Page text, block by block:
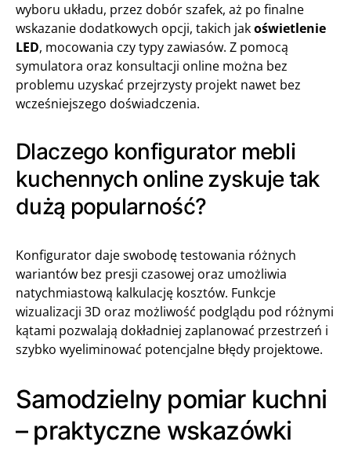
wyboru układu, przez dobór szafek, aż po finalne
wskazanie dodatkowych opcji, takich jakoświetlenie
LED, mocowania czy typy zawiasów. Z pomocą
symulatora oraz konsultacji online można bez
problemu uzyskać przejrzysty projekt nawet bez
wcześniejszego doświadczenia.
Dlaczego konfigurator mebli
kuchennych online zyskuje tak
dużą popularność?
Konfigurator daje swobodę testowania różnych
wariantów bez presji czasowej oraz umożliwia
natychmiastową kalkulację kosztów. Funkcje
wizualizacji 3D oraz możliwość podglądu pod różnymi
kątami pozwalają dokładniej zaplanować przestrzeń i
szybko wyeliminować potencjalne błędy projektowe.
Samodzielny pomiar kuchni
– praktyczne wskazówki